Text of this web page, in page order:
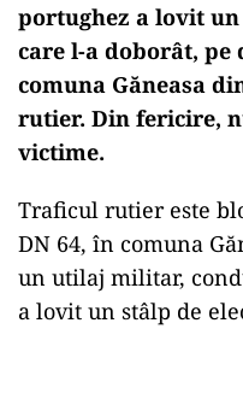
portughez a lovit
care l-a doborât,
comuna Găneasa
rutier. Din fericire,
victime.
Traficul rutier este
DN 64, în comuna
un utilaj militar,
a lovit un stâlp de